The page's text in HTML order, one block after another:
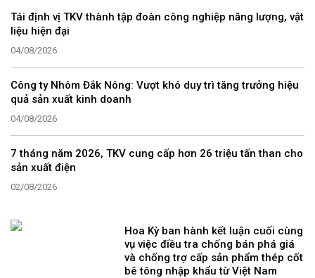
Tái định vị TKV thành tập đoàn công nghiệp năng lượng, vật
liệu hiện đại
04/08/2026
Công ty Nhôm Đắk Nông: Vượt khó duy trì tăng trưởng hiệu
quả sản xuất kinh doanh
04/08/2026
7 tháng năm 2026, TKV cung cấp hơn 26 triệu tấn than cho
sản xuất điện
02/08/2026
Hoa Kỳ ban hành kết luận cuối cùng
vụ việc điều tra chống bán phá giá
và chống trợ cấp sản phẩm thép cốt
bê tông nhập khẩu từ Việt Nam